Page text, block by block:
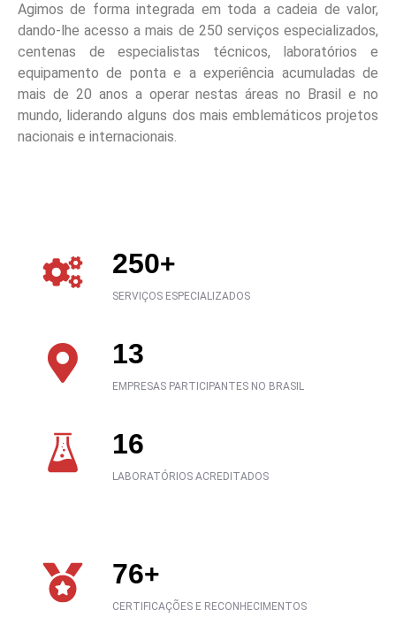
Agimos de forma integrada em toda a cadeia de valor,
dando-lhe acesso a mais de 250 serviços especializados,
centenas de especialistas técnicos, laboratórios e
equipamento de ponta e a experiência acumuladas de
mais de 20 anos a operar nestas áreas no Brasil e no
mundo, liderando alguns dos mais emblemáticos projetos
nacionais e internacionais.
250+
SERVIÇOS ESPECIALIZADOS
13
EMPRESAS PARTICIPANTES NO BRASIL
16
LABORATÓRIOS ACREDITADOS
76+
CERTIFICAÇÕES E RECONHECIMENTOS